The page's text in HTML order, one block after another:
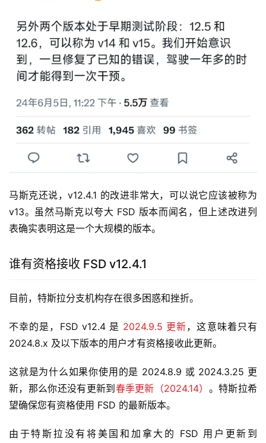
马斯克还说，v12.4.1 的改进非常大，可以说它应该被称为
v13。虽然马斯克以夸大 FSD 版本而闻名，但上述改进列
表确实表明这是一个大规模的版本。
谁有资格接收 FSD v12.4.1
目前，特斯拉分支机构存在很多困惑和挫折。
不幸的是，FSD v12.4 是 2024.9.5 更新，这意味着只有
2024.8.x 及以下版本的用户才有资格接收此更新。
这就是为什么如果你使用的是 2024.8.9 或 2024.3.25 更
新，那么你还没有更新到春季更新（2024.14） 。特斯拉希
望确保您有资格使用 FSD 的最新版本。
由于特斯拉没有将美国和加拿大的 FSD 用户更新到